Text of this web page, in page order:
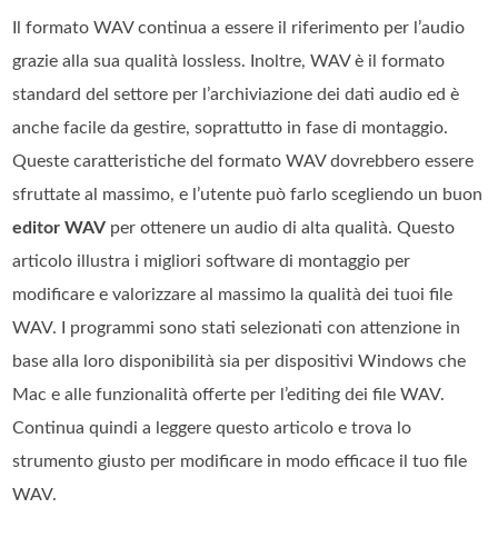
Il formato WAV continua a essere il riferimento per l’audio
grazie alla sua qualità lossless. Inoltre, WAV è il formato
standard del settore per l’archiviazione dei dati audio ed è
anche facile da gestire, soprattutto in fase di montaggio.
Queste caratteristiche del formato WAV dovrebbero essere
sfruttate al massimo, e l’utente può farlo scegliendo un buon
editor WAV per ottenere un audio di alta qualità. Questo
articolo illustra i migliori software di montaggio per
modificare e valorizzare al massimo la qualità dei tuoi file
WAV. I programmi sono stati selezionati con attenzione in
base alla loro disponibilità sia per dispositivi Windows che
Mac e alle funzionalità offerte per l’editing dei file WAV.
Continua quindi a leggere questo articolo e trova lo
strumento giusto per modificare in modo efficace il tuo file
WAV.